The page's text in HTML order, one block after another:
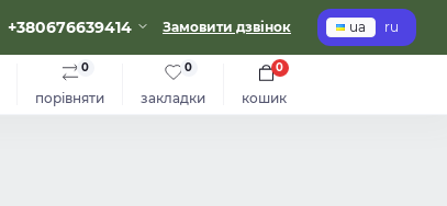
+380676639414 Замовити дзвінок ua ru
порівняти
0
закладки
0
кошик
0